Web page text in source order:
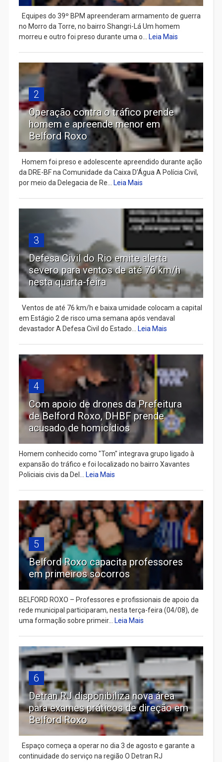
Equipes do 39º BPM apreenderam armamento de guerra
no Morro da Torre, no bairro Shangri-Lá Um homem
morreu e outro foi preso durante uma o...
Leia Mais
2
Operação contra o tráfico prende
homem e apreende menor em
Belford Roxo
Homem foi preso e adolescente apreendido durante ação
da DRE-BF na Comunidade da Caixa D’Água A Polícia Civil,
por meio da Delegacia de Re...
Leia Mais
3
Defesa Civil do Rio emite alerta
severo para ventos de até 76 km/h
nesta quarta-feira
Ventos de até 76 km/h e baixa umidade colocam a capital
em Estágio 2 de risco uma semana após vendaval
devastador A Defesa Civil do Estado...
Leia Mais
4
Com apoio de drones da Prefeitura
de Belford Roxo, DHBF prende
acusado de homicídios
Homem conhecido como "Tom" integrava grupo ligado à
expansão do tráfico e foi localizado no bairro Xavantes
Policiais civis da Del...
Leia Mais
5
Belford Roxo capacita professores
em primeiros socorros
BELFORD ROXO – Professores e profissionais de apoio da
rede municipal participaram, nesta terça-feira (04/08), de
uma formação sobre primeir...
Leia Mais
6
Detran RJ disponibiliza nova área
para exames práticos de direção em
Belford Roxo
Espaço começa a operar no dia 3 de agosto e garante a
continuidade do serviço na região O Detran RJ